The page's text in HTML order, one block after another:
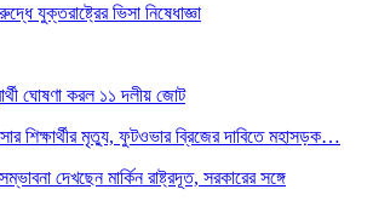
যুক্তরাষ্ট্রের ভিসা নিষেধাজ্ঞা
ঘোষণা করল ১১ দলীয় জোট
শিক্ষার্থীর মৃত্যু, ফুটওভার ব্রিজের দাবিতে মহাসড়ক…
দেখছেন মার্কিন রাষ্ট্রদূত, সরকারের সঙ্গে